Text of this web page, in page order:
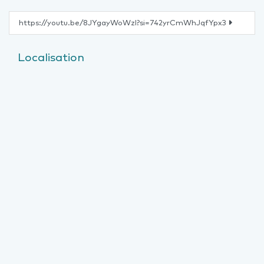
https://youtu.be/8JYgayWoWzI?si=742yrCmWhJqfYpx3
Localisation